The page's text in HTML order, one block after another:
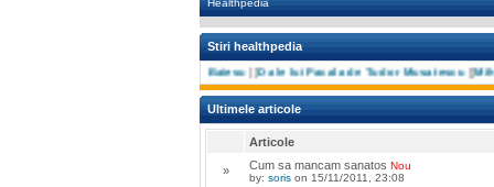
Healthpedia
Stiri healthpedia
Tanta si Costel de Ion Baiesu[]D ale lui Pacala de Tudor Musatescu[]Mihail
Ultimele articole
Articole
» Cum sa mancam sanatos Nou
by: soris on 15/11/2011, 23:08